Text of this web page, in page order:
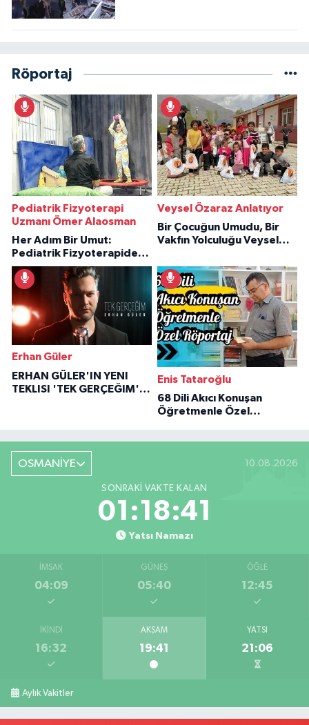
Röportaj
Pediatrik Fizyoterapi
Uzmanı Ömer Alaosman
Her Adım Bir Umut:
Pediatrik Fizyoterapiden
İlham Veren Hikâyeler
Veysel Özaraz Anlatıyor
Bir Çocuğun Umudu, Bir
Vakfın Yolculuğu Veysel
Erhan Güler
ERHAN GÜLER'IN YENI
TEKLISI 'TEK GERÇEĞIM'LE
Enis Tataroğlu
68 Dili Akıcı Konuşan
Öğretmenle Özel
OSMANİYE 10.08.2026
SONRAKI VAKTE KALAN
01:18:40
Yatsı Namazı
İMSAK
04:09
GÜNEŞ
05:40
ÖĞLE
12:45
İKINDI
16:32
AKŞAM
19:41
YATSI
21:06
Aylık Vakitler